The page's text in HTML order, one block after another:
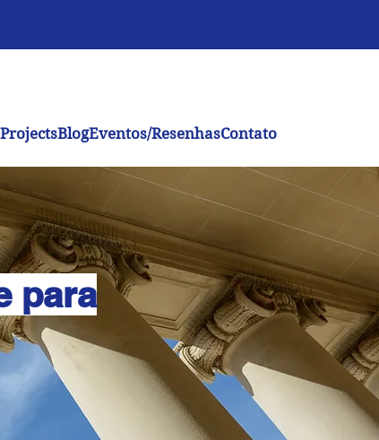
ProjectsBlogEventos/ResenhasContato
para